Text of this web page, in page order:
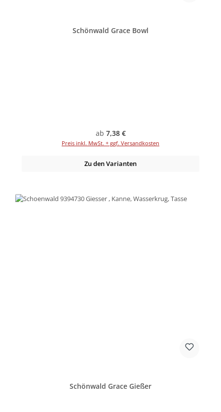
Schönwald Grace Bowl
Regulärer Preis:
ab 7,38 €
Preis inkl. MwSt. + ggf. Versandkosten
Zu den Varianten
Schönwald Grace Gießer